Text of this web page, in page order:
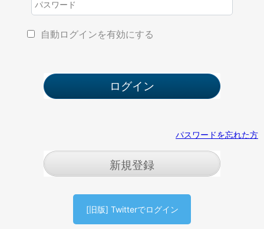
自動ログインを有効にする
パスワードを忘れた方
新規登録
[旧版] Twitterでログイン